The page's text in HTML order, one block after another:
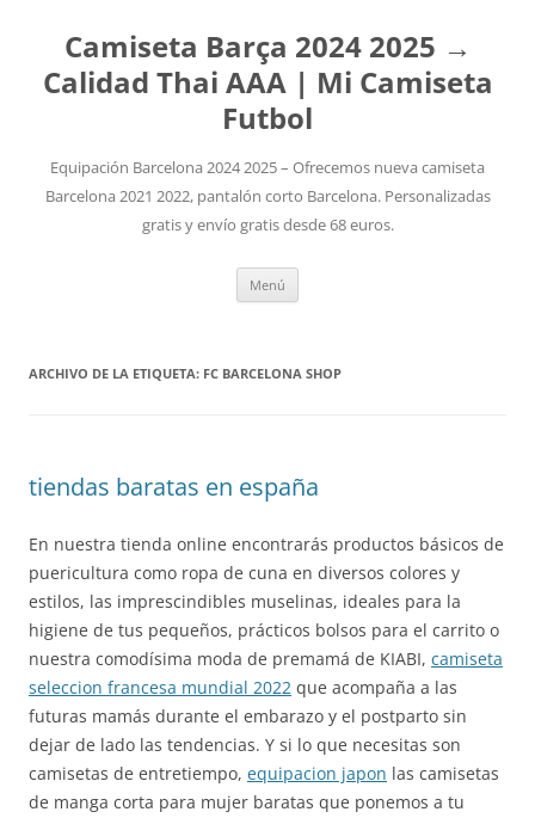
Camiseta Barça 2024 2025 →
Calidad Thai AAA | Mi Camiseta
Futbol
Equipación Barcelona 2024 2025 – Ofrecemos nueva camiseta
Barcelona 2021 2022, pantalón corto Barcelona. Personalizadas
gratis y envío gratis desde 68 euros.
Menú
ARCHIVO DE LA ETIQUETA: FC BARCELONA SHOP
tiendas baratas en españa
En nuestra tienda online encontrarás productos básicos de
puericultura como ropa de cuna en diversos colores y
estilos, las imprescindibles muselinas, ideales para la
higiene de tus pequeños, prácticos bolsos para el carrito o
nuestra comodísima moda de premamá de KIABI, camiseta
seleccion francesa mundial 2022 que acompaña a las
futuras mamás durante el embarazo y el postparto sin
dejar de lado las tendencias. Y si lo que necesitas son
camisetas de entretiempo, equipacion japon las camisetas
de manga corta para mujer baratas que ponemos a tu